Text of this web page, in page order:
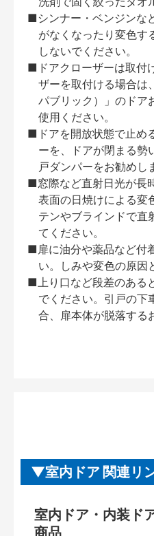
■シンナー・ベンジンな
がなくなったり変色す
しないでください。
■ドアクローザーは取付
ザーを取付ける場合
パブリック）」のドア
使用ください。
■ドアを開放状態で止め
ーを、ドアが閉まる勢
戸ダンパーをお勧めし
■窓際など直射日光が長
表面の日焼けによる変
テンやブラインドで直
てください。
■扉に油分や薬品など付
い。しみや変色の原因
■上り口など段差のある
でください。引戸の下
合、扉本体が脱落する
室内ドア 関連リ
室内ドア・内装ド
商品